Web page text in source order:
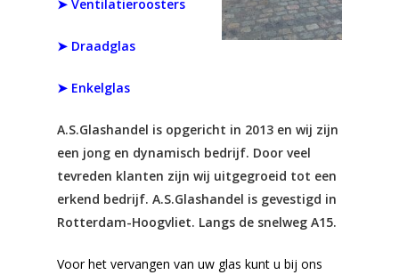
➤ Ventilatieroosters
➤ Draadglas
➤ Enkelglas
A.S.Glashandel is opgericht in 2013 en wij zijn
een jong en dynamisch bedrijf. Door veel
tevreden klanten zijn wij uitgegroeid tot een
erkend bedrijf. A.S.Glashandel is gevestigd in
Rotterdam-Hoogvliet. Langs de snelweg A15.
Voor het vervangen van uw glas kunt u bij ons